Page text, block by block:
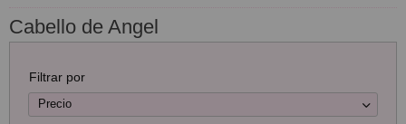
Cabello de Angel
Filtrar por
Precio